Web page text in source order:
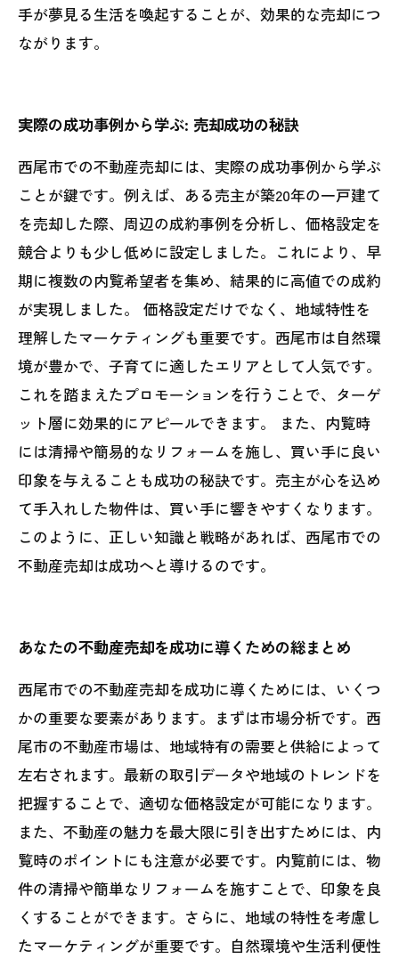
手が夢見る生活を喚起することが、効果的な売却につ
ながります。
実際の成功事例から学ぶ: 売却成功の秘訣
西尾市での不動産売却には、実際の成功事例から学ぶ
ことが鍵です。例えば、ある売主が築20年の一戸建て
を売却した際、周辺の成約事例を分析し、価格設定を
競合よりも少し低めに設定しました。これにより、早
期に複数の内覧希望者を集め、結果的に高値での成約
が実現しました。 価格設定だけでなく、地域特性を
理解したマーケティングも重要です。西尾市は自然環
境が豊かで、子育てに適したエリアとして人気です。
これを踏まえたプロモーションを行うことで、ターゲ
ット層に効果的にアピールできます。 また、内覧時
には清掃や簡易的なリフォームを施し、買い手に良い
印象を与えることも成功の秘訣です。売主が心を込め
て手入れした物件は、買い手に響きやすくなります。
このように、正しい知識と戦略があれば、西尾市での
不動産売却は成功へと導けるのです。
あなたの不動産売却を成功に導くための総まとめ
西尾市での不動産売却を成功に導くためには、いくつ
かの重要な要素があります。まずは市場分析です。西
尾市の不動産市場は、地域特有の需要と供給によって
左右されます。最新の取引データや地域のトレンドを
把握することで、適切な価格設定が可能になります。
また、不動産の魅力を最大限に引き出すためには、内
覧時のポイントにも注意が必要です。内覧前には、物
件の清掃や簡単なリフォームを施すことで、印象を良
くすることができます。さらに、地域の特性を考慮し
たマーケティングが重要です。自然環境や生活利便性